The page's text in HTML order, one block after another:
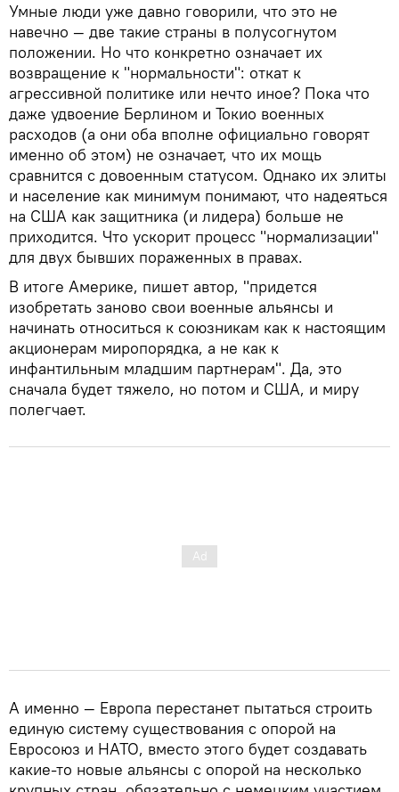
Умные люди уже давно говорили, что это не
навечно — две такие страны в полусогнутом
положении. Но что конкретно означает их
возвращение к "нормальности": откат к
агрессивной политике или нечто иное? Пока что
даже удвоение Берлином и Токио военных
расходов (а они оба вполне официально говорят
именно об этом) не означает, что их мощь
сравнится с довоенным статусом. Однако их элиты
и население как минимум понимают, что надеяться
на США как защитника (и лидера) больше не
приходится. Что ускорит процесс "нормализации"
для двух бывших пораженных в правах.
В итоге Америке, пишет автор, "придется
изобретать заново свои военные альянсы и
начинать относиться к союзникам как к настоящим
акционерам миропорядка, а не как к
инфантильным младшим партнерам". Да, это
сначала будет тяжело, но потом и США, и миру
полегчает.
А именно — Европа перестанет пытаться строить
единую систему существования с опорой на
Евросоюз и НАТО, вместо этого будет создавать
какие-то новые альянсы с опорой на несколько